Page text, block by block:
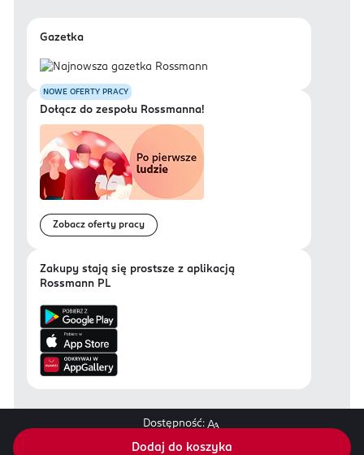
Dodaj do koszyka
Gazetka
NOWE OFERTY PRACY
Dołącz do zespołu Rossmanna!
Zobacz oferty pracy
Zakupy stają się prostsze z aplikacją
Rossmann PL
Dostępność:
Regulamin sklepu Rossmann.pl